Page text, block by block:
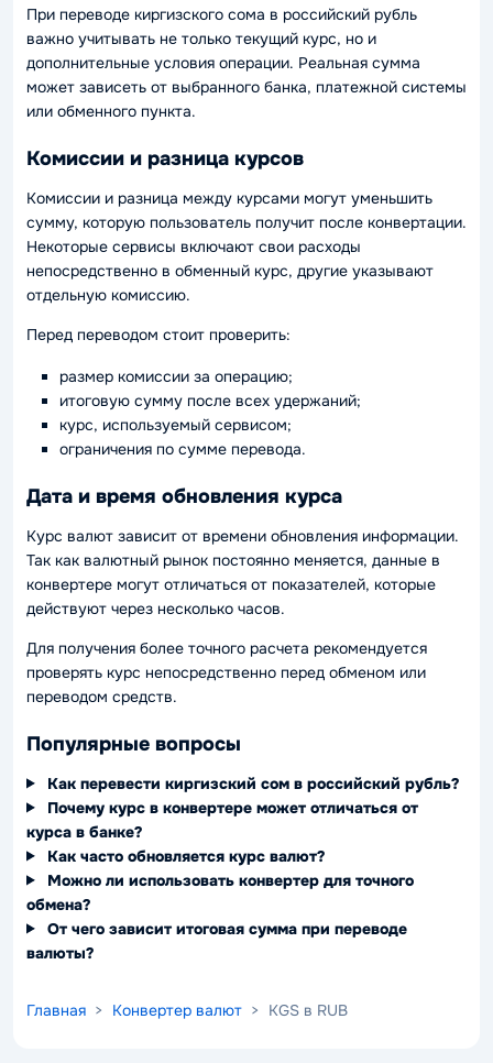
При переводе киргизского сома в российский рубль
важно учитывать не только текущий курс, но и
дополнительные условия операции. Реальная сумма
может зависеть от выбранного банка, платежной системы
или обменного пункта.
Комиссии и разница курсов
Комиссии и разница между курсами могут уменьшить
сумму, которую пользователь получит после конвертации.
Некоторые сервисы включают свои расходы
непосредственно в обменный курс, другие указывают
отдельную комиссию.
Перед переводом стоит проверить:
размер комиссии за операцию;
итоговую сумму после всех удержаний;
курс, используемый сервисом;
ограничения по сумме перевода.
Дата и время обновления курса
Курс валют зависит от времени обновления информации.
Так как валютный рынок постоянно меняется, данные в
конвертере могут отличаться от показателей, которые
действуют через несколько часов.
Для получения более точного расчета рекомендуется
проверять курс непосредственно перед обменом или
переводом средств.
Популярные вопросы
Как перевести киргизский сом в российский рубль?
Почему курс в конвертере может отличаться от
курса в банке?
Как часто обновляется курс валют?
Можно ли использовать конвертер для точного
обмена?
От чего зависит итоговая сумма при переводе
валюты?
Главная > Конвертер валют > KGS в RUB